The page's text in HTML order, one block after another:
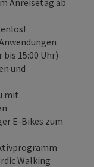
15:00 Uhr)
und
mit
E-Bikes zum
Walking